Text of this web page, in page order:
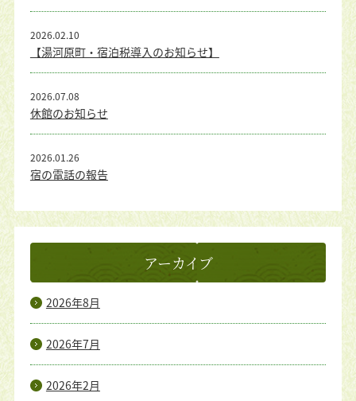
【湯河原町・宿泊税導入のお知らせ】
2026.02.10
休館のお知らせ
2026.07.08
宿の電話の報告
2026.01.26
アーカイブ
2026年8月
2026年7月
2026年2月